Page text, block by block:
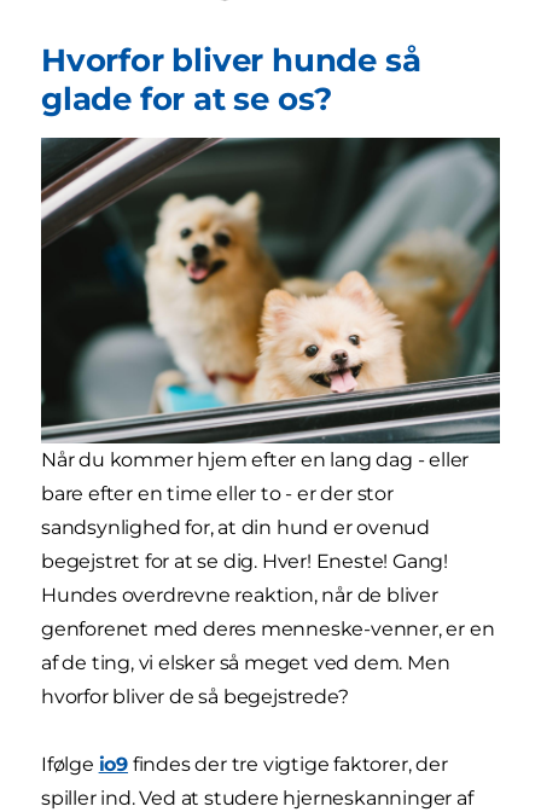
Hvorfor bliver hunde så
glade for at se os?
Når du kommer hjem efter en lang dag - eller
bare efter en time eller to - er der stor
sandsynlighed for, at din hund er ovenud
begejstret for at se dig. Hver! Eneste! Gang!
Hundes overdrevne reaktion, når de bliver
genforenet med deres menneske-venner, er en
af de ting, vi elsker så meget ved dem. Men
hvorfor bliver de så begejstrede?
Ifølge io9 findes der tre vigtige faktorer, der
spiller ind. Ved at studere hjerneskanninger af